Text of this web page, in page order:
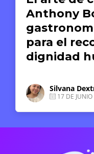
Anthony
para el
dignidad
Silvana
17 DE